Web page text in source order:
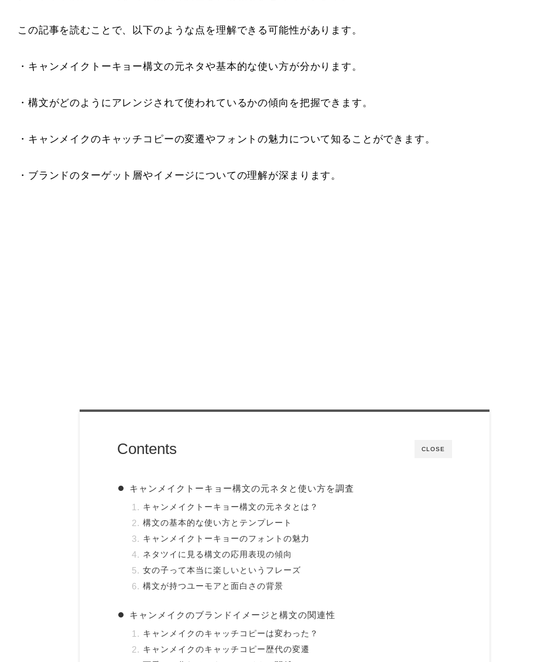
この記事を読むことで、以下のような点を理解できる可能性があります。
・キャンメイクトーキョー構文の元ネタや基本的な使い方が分かります。
・構文がどのようにアレンジされて使われているかの傾向を把握できます。
・キャンメイクのキャッチコピーの変遷やフォントの魅力について知ることができます。
・ブランドのターゲット層やイメージについての理解が深まります。
CLOSE
Contents
キャンメイクトーキョー構文の元ネタと使い方を調査
キャンメイクトーキョー構文の元ネタとは？
構文の基本的な使い方とテンプレート
キャンメイクトーキョーのフォントの魅力
ネタツイに見る構文の応用表現の傾向
女の子って本当に楽しいというフレーズ
構文が持つユーモアと面白さの背景
キャンメイクのブランドイメージと構文の関連性
キャンメイクのキャッチコピーは変わった？
キャンメイクのキャッチコピー歴代の変遷